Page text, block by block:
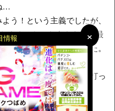
×
×
情報
…
う！という主義でしたが、
えよみたいな台もあり、最
りになってしまいました。
もかなりの数の新台を打っ